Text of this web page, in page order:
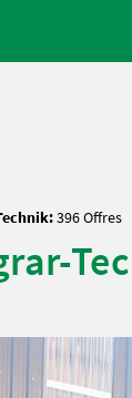
396 Offres